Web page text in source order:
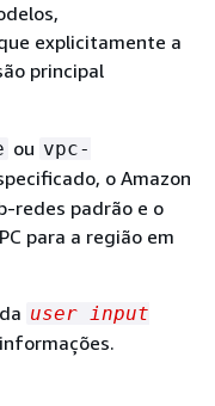
explicitamente a
principal
ou vpc-
o Amazon
redes padrão e o
para a região em
user input